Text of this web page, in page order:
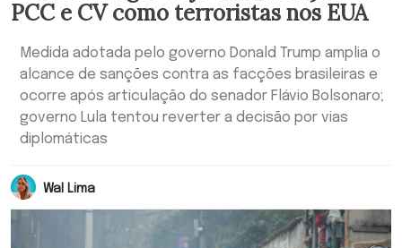
PCC e CV como terroristas nos EUA
Medida adotada pelo governo Donald Trump amplia o
alcance de sanções contra as facções brasileiras e
ocorre após articulação do senador Flávio Bolsonaro;
governo Lula tentou reverter a decisão por vias
diplomáticas
Wal Lima